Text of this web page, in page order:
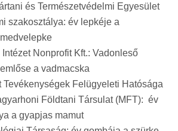
és Természetvédelmi Egyesület
szakosztálya: év lepkéje a
Intézet Nonprofit Kft.: Vadonleső
a vadmacska
Tevékenységek Felügyeleti Hatósága
Földtani Társulat (MFT): év
a gyapjas mamut